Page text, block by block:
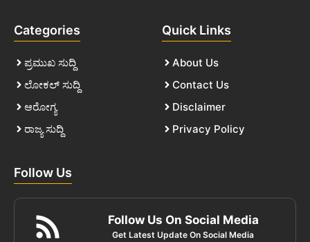
Categories
ಪ್ರಮುಖ ಸುದ್ದಿ
ಲೋಕಲ್ ಸುದ್ದಿ
ಆರೋಗ್ಯ
ರಾಜ್ಯ ಸುದ್ದಿ
Quick Links
About Us
Contact Us
Disclaimer
Privacy Policy
Follow Us
Follow Us On Social Media
Get Latest Update On Social Media